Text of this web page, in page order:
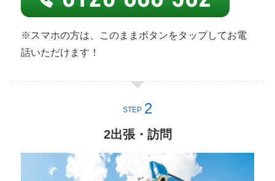
※スマホの方は、このままボタンをタップしてお電
話いただけます！
STEP
2出張・訪問